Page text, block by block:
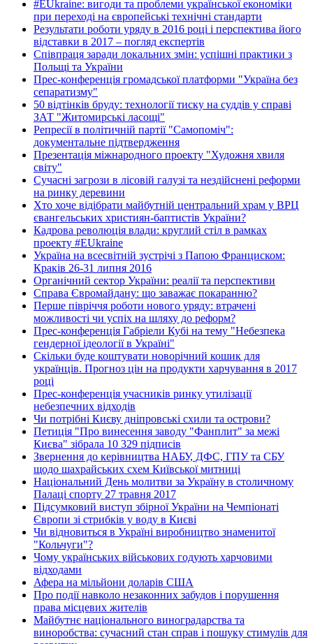
#EUkraine: вигоди та проблеми української економіки
при переході на європейські технічні стандарти
Результати роботи уряду в 2016 році і перспектива його
відставки в 2017 – погляд експертів
Співпраця заради локальних змін: успішні практики з
Польщі та України
Прес-конференція громадської платформи "Україна без
сепаратизму"
50 відтінків бруду: технології тиску на суддів у справі
ЗАТ "Житомирські ласощі"
Репресії в політичній партії "Самопоміч":
документальне підтвердження
Презентація міжнародного проекту "Художня хвиля
світу"
Сучасні загрози в лісовій галузі та нездійснені реформи
на ринку деревини
Хто хоче відібрати майбутній центральний храм у ВРЦ
євангельських християн-баптистів України?
Кадрова революція влади: круглий стіл в рамках
проекту #EUkraine
Україна на всесвітній зустрічі з Папою Франциском:
Краків 26-31 липня 2016
Органічний сектор України: реалії та перспективи
Справа Євромайдану: що заважає покаранню?
Перше півріччя роботи нового уряду: втрачені
можливості чи успіх на шляху до реформ?
Прес-конференція Габріели Кубі на тему "Небезпека
гендерної ідеології в Україні"
Скільки буде коштувати новорічний кошик для
українців. Прогноз цін на продукти харчування в 2017
році
Прес-конференція учасників ринку утилізації
небезпечних відходів
Чи потрібні Києву дніпровські схили та острови?
Петиція "Про винесення заводу "Фанплит" за межі
Києва" зібрала 10 329 підписів
Звернення до керівництва НАБУ, ДФС, ГПУ та СБУ
щодо шахрайських схем Київської митниці
Національний День молитви за Україну в столичному
Палаці спорту 27 травня 2017
Підсумковий виступ збірної України на Чемпіонаті
Європи зі стрибків у воду в Києві
Чи відновиться в Україні виробництво знаменитої
"Кольчуги"?
Чому українських військових годують харчовими
відходами
Афера на мільйони доларів США
Про події навколо незаконних забудов і порушення
права місцевих жителів
Майбутнє національного виноградарства та
виноробства: сучасний стан справ і пошуку стимулів для